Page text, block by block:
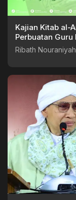
Kajian Kitab al-
Ribath Nouraniyah